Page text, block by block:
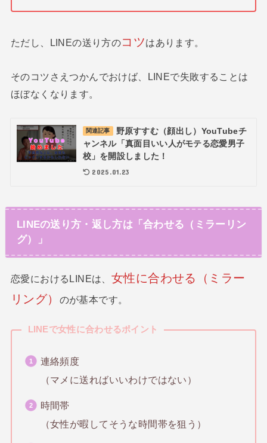
ただし、LINEの送り方のコツはあります。
そのコツさえつかんでおけば、LINEで失敗することは
ほぼなくなります。
関連記事
野原すすむ（顔出し）YouTubeチ
ャンネル「真面目いい人がモテる恋愛男子
校」を開設しました！
2025.01.23
LINEの送り方・返し方は「合わせる（ミラーリン
グ）」
恋愛におけるLINEは、 女性に合わせる（ ミラー
リング）
のが基本です。
LINEで女性に合わせるポイント
連絡頻度
（マメに送ればいいわけではない）
時間帯
（女性が暇してそうな時間帯を狙う）